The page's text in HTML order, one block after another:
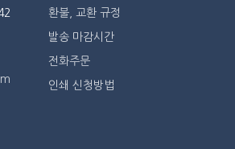
환불, 교환 규정
발송 마감시간
전화주문
인쇄 신청방법